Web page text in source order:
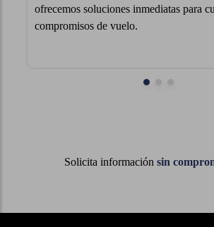
ACMI de corto plazo son la solución
mantener las operaciones sin
Solicita información sin